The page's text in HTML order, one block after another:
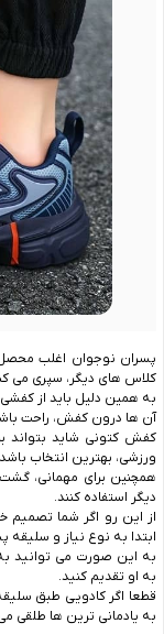
پسران نوجوان اغلب
کلاس های دیگر، سپری می
به همین دلیل باید از
آن ها درون کفش، راحت
کفش کتونی شاید بتواند
ورزشی، بهترین انتخاب
همچنین برای مهمانی،
دیگر استفاده کنند.
از این رو اگر شما تصمیم
ابتدا به نوع نیاز و
به این صورت می توانید
به او تقدیم کنید.
قطعا اگر کادویی طبق
به یادمانی ترین ها طلقی